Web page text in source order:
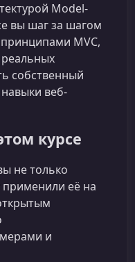
Model-
вы шаг за шагом
MVC,
собственный
веб-
курсе
не только
её на
и